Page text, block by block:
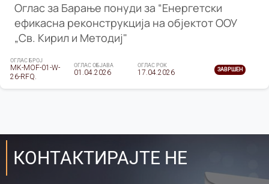
Оглас за Барање понуди за “Енергетски
ефикасна реконструкција на објектот ООУ
„Св. Кирил и Методиј"
ОГЛАС БРОЈ
MK-MOF-01-W-
26-RFQ.
ОГЛАС ОБЈАВА
01.04.2026
ОГЛАС РОК
17.04.2026 ЗАВРШЕН
КОНТАКТИРАЈТЕ НЕ